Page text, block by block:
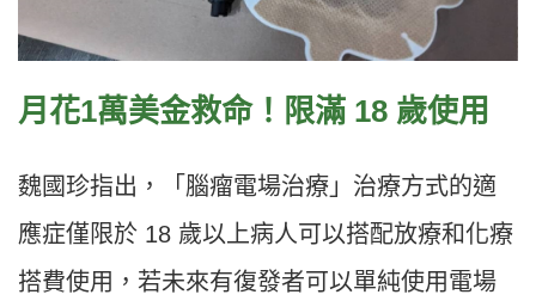
月花1萬美金救命！限滿 18 歲使用
魏國珍指出，「腦瘤電場治療」治療方式的適
應症僅限於 18 歲以上病人可以搭配放療和化療
搭費使用，若未來有復發者可以單純使用電場